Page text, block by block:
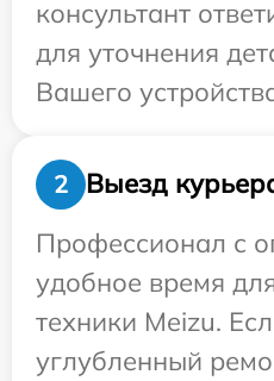
консультант
для уточнения
Вашего
2
Выезд
Профессионал с
удобное время
техники Meizu.
углубленный